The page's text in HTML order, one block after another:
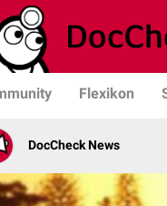
Flexikon
DocCheck News